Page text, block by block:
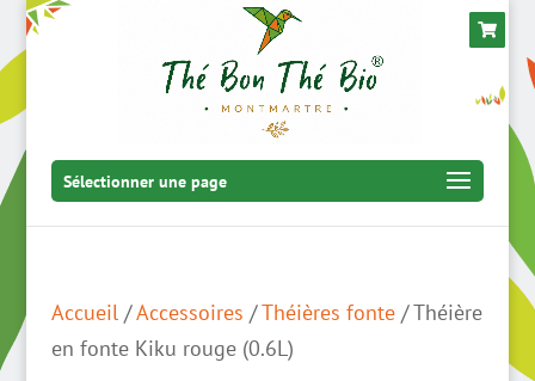
Sélectionner une page
Accueil/Accessoires /Théières fonte/ Théière
en fonte Kiku rouge (0.6L)